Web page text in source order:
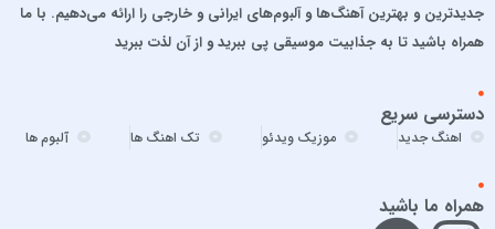
افشین خان
الجان
امید جهان
امید حاجیلی
امیر ارسلان
جدیدترین و بهترین آهنگ‌ها و آلبوم‌های ایرانی و خارجی را ارائه می‌دهیم. با ما
همراه باشید تا به جذابیت موسیقی پی ببرید و از آن لذت ببرید
دسترسی سریع
اهنگ جدید موزیک ویدئو تک اهنگ ها آلبوم ها
همراه ما باشید